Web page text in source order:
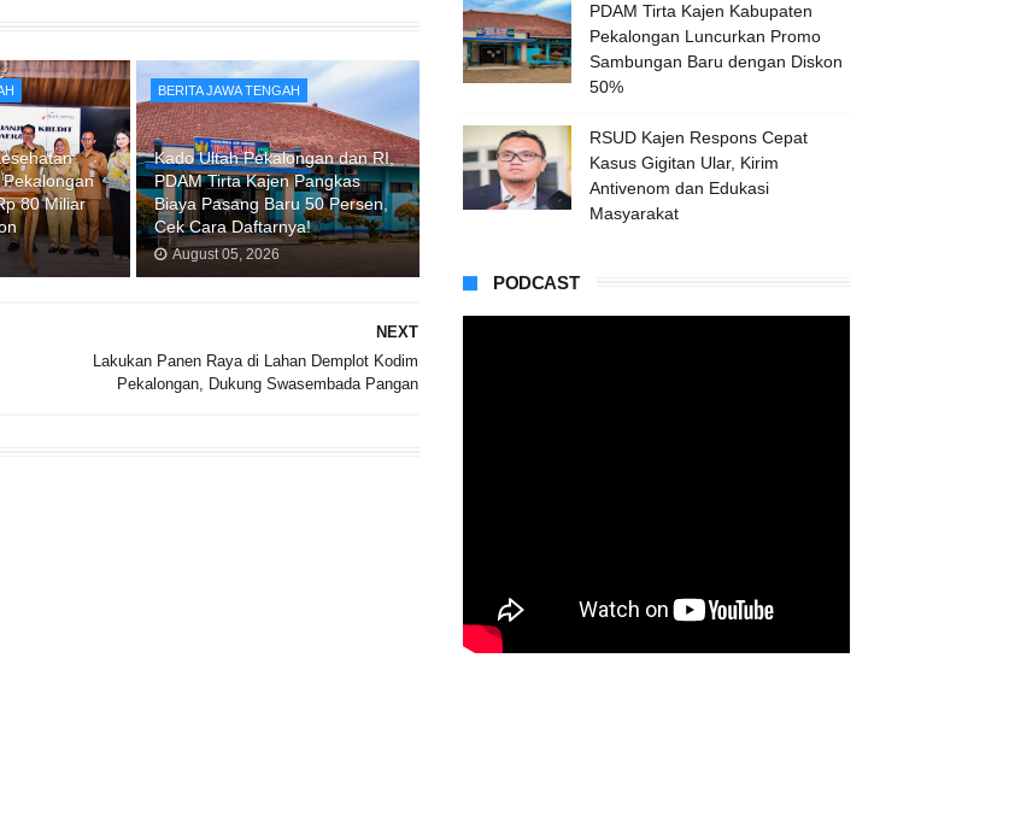
80 Miliar
BERITA JAWA TENGAH
Kado Ultah Pekalongan dan RI,
PDAM Tirta Kajen Pangkas
Biaya Pasang Baru 50 Persen,
Cek Cara Daftarnya!
August 05, 2026
NEXT
Lakukan Panen Raya di Lahan Demplot Kodim
Pekalongan, Dukung Swasembada Pangan
PDAM Tirta Kajen Kabupaten
Pekalongan Luncurkan Promo
Sambungan Baru dengan Diskon
50%
RSUD Kajen Respons Cepat
Kasus Gigitan Ular, Kirim
Antivenom dan Edukasi
Masyarakat
PODCAST